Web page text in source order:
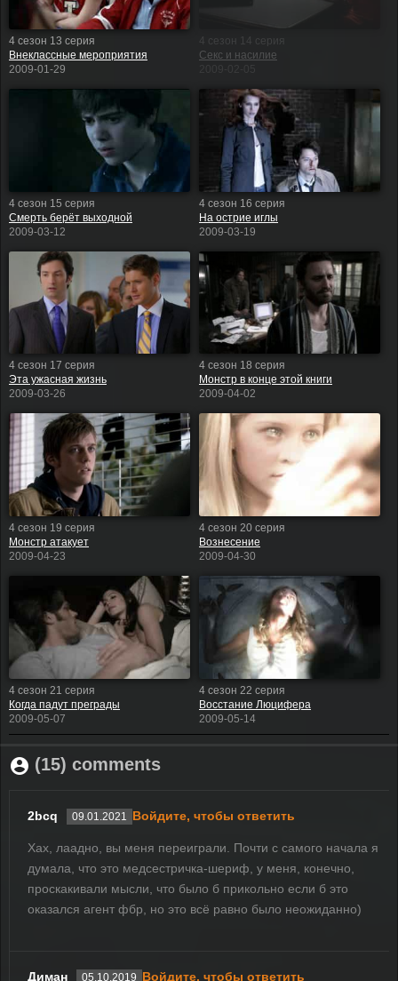
4 сезон 13 серия
Внеклассные мероприятия
2009-01-29
4 сезон 14 серия
Секс и насилие
4 сезон 15 серия
Смерть берёт выходной
2009-03-12
4 сезон 16 серия
На острие иглы
2009-03-19
4 сезон 17 серия
Эта ужасная жизнь
2009-03-26
4 сезон 18 серия
Монстр в конце этой книги
2009-04-02
4 сезон 19 серия
Монстр атакует
2009-04-23
4 сезон 20 серия
Вознесение
2009-04-30
4 сезон 21 серия
Когда падут преграды
2009-05-07
4 сезон 22 серия
Восстание Люцифера
2009-05-14
(15) comments
2bcq 09.01.2021 Войдите, чтобы ответить
Хах, лаадно, вы меня переиграли. Почти с самого начала я
думала, что это медсестричка-шериф, у меня, конечно,
проскакивали мысли, что было б прикольно если б это
оказался агент фбр, но это всё равно было неожиданно)
Диман 05.10.2019 Войдите, чтобы ответить